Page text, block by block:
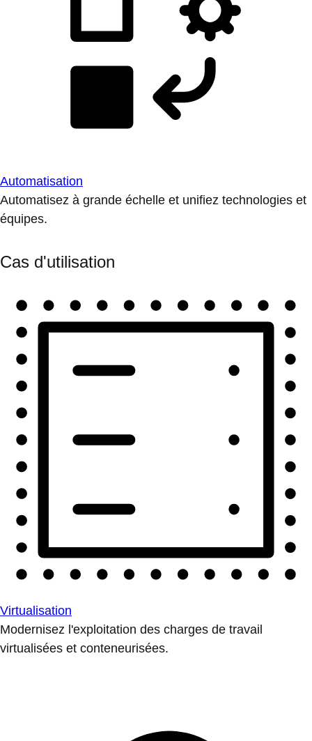
Automatisation
Automatisez à grande échelle et unifiez technologies et
équipes.
Cas d'utilisation
Virtualisation
Modernisez l'exploitation des charges de travail
virtualisées et conteneurisées.